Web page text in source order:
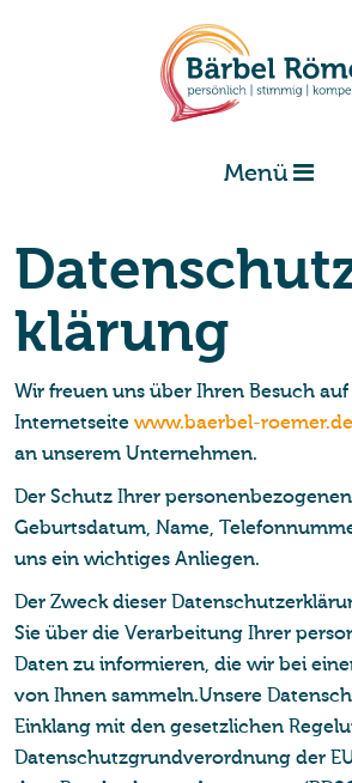
Menü
klä­rung
Wir freuen uns über Ihren Besuch
Internetseite www.baerbel-roemer.de
an unserem Unternehmen.
Der Schutz Ihrer
Geburtsdatum, Name,
uns ein wichtiges Anliegen.
Der Zweck dieser
Sie über die Verarbeitung Ihrer
Daten zu informieren, die wir bei
von Ihnen sammeln.Unsere
Einklang mit den gesetzlichen
Datenschutzgrundverordnung der